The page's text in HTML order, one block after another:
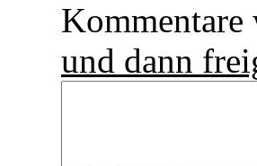
und dann